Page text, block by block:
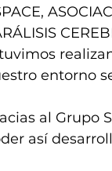
entorno
al Grupo
así